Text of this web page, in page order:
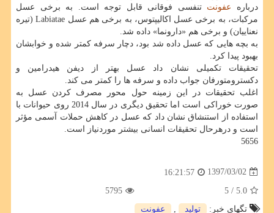
درباره عفونت تنفسی فوقانی قابل توجه است. به برخی عسل
مركبات، به برخی عسل اكالیپتوس، به برخی هم عسل Labiatae (تیره
نعناییان) و برخی هم «دارونما» داده شد.
به بچه هایی كه عسل داده شد بود، دچار سرفه كمتر شده و خوابشان
بهبود پیدا كرد.
تحقیقات تكمیلی نشان داد عسل بهتر از دیفن هیدرامین و
دكسترومتورفان جواب داده و سرفه ها را كمتر می كند.
اغلب تحقیقات در این زمینه حول محور مصرف كردن عسل به
صورت خوراكی است اما تحقیق دیگری در سال 2014 روی حیوانات با
استفاده از استنشاق نشان داد كه عسل در كاهش حملات آسمی مؤثر
است و درهرحال تحقیقات انسانی بیشتر موردنیاز است.
5656
1397/03/02
16:21:57
5.0
/ 5
5795
تگهای خبر:
تولید عفونت